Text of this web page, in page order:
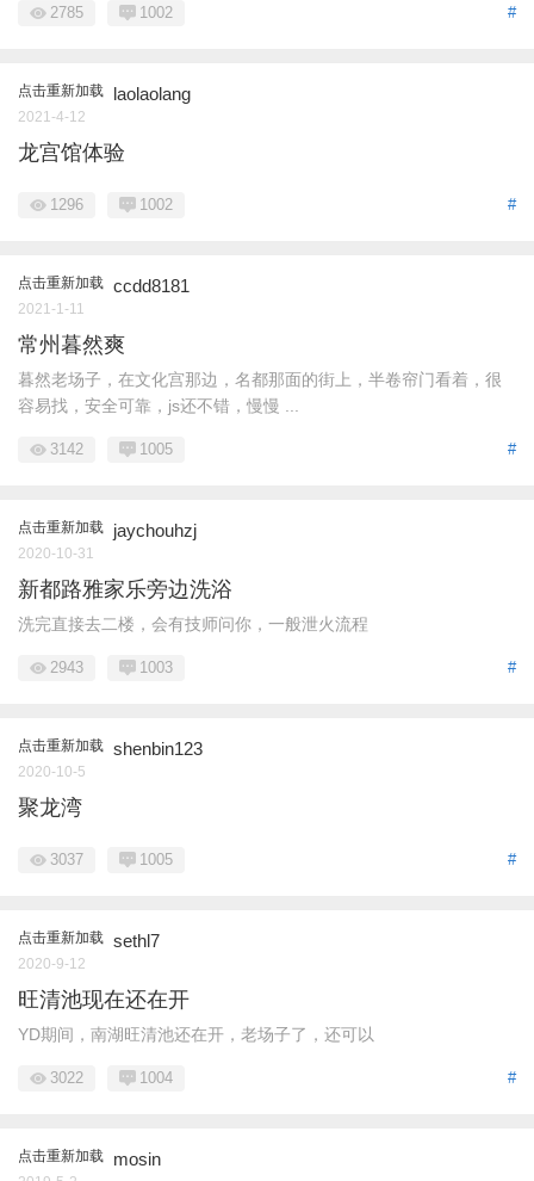
#
2785 1002
点击重新加载 laolaolang
2021-4-12
龙宫馆体验
#
1296 1002
点击重新加载 ccdd8181
2021-1-11
常州暮然爽
暮然老场子，在文化宫那边，名都那面的街上，半卷帘门看着，很
容易找，安全可靠，js还不错，慢慢 ...
#
3142 1005
点击重新加载 jaychouhzj
2020-10-31
新都路雅家乐旁边洗浴
洗完直接去二楼，会有技师问你，一般泄火流程
#
2943 1003
点击重新加载 shenbin123
2020-10-5
聚龙湾
#
3037 1005
点击重新加载 sethl7
2020-9-12
旺清池现在还在开
YD期间，南湖旺清池还在开，老场子了，还可以
#
3022 1004
点击重新加载 mosin